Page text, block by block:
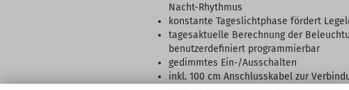
Nacht-Rhythmus
konstante Tageslichtphase fördert
tagesaktuelle Berechnung der
benutzerdefiniert programmierbar
gedimmtes Ein-/Ausschalten
inkl. 100 cm Anschlusskabel zur